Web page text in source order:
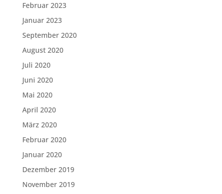
Februar 2023
Januar 2023
September 2020
August 2020
Juli 2020
Juni 2020
Mai 2020
April 2020
März 2020
Februar 2020
Januar 2020
Dezember 2019
November 2019